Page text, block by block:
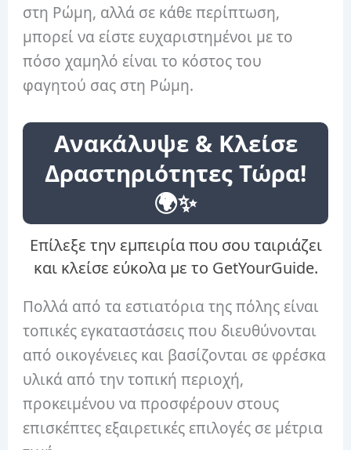
στη Ρώμη, αλλά σε κάθε περίπτωση,
μπορεί να είστε ευχαριστημένοι με το
πόσο χαμηλό είναι το κόστος του
φαγητού σας στη Ρώμη.
Ανακάλυψε & Κλείσε
Δραστηριότητες Τώρα!
🌍✨
Επίλεξε την εμπειρία που σου ταιριάζει
και κλείσε εύκολα με το GetYourGuide.
Πολλά από τα εστιατόρια της πόλης είναι
τοπικές εγκαταστάσεις που διευθύνονται
από οικογένειες και βασίζονται σε φρέσκα
υλικά από την τοπική περιοχή,
προκειμένου να προσφέρουν στους
επισκέπτες εξαιρετικές επιλογές σε μέτρια